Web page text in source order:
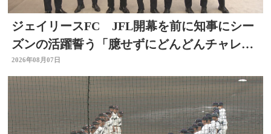
ジェイリースFC JFL開幕を前に知事にシー
ズンの活躍誓う「臆せずにどんどんチャレン
ジする」大分
2026年08月07日